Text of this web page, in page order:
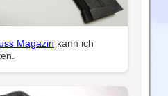
Magazin kann ich